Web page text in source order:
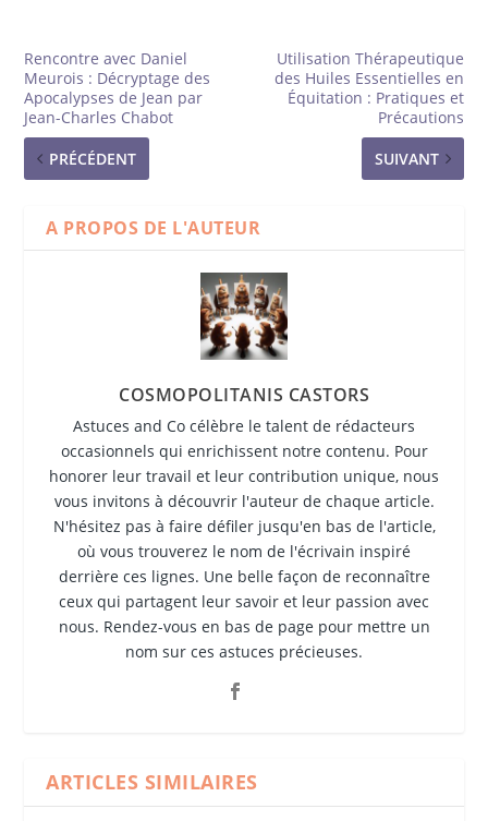
Rencontre avec Daniel
Meurois : Décryptage des
Apocalypses de Jean par
Jean-Charles Chabot
PRÉCÉDENT
Utilisation Thérapeutique
des Huiles Essentielles en
Équitation : Pratiques et
Précautions
SUIVANT
A PROPOS DE L'AUTEUR
COSMOPOLITANIS CASTORS
Astuces and Co célèbre le talent de rédacteurs
occasionnels qui enrichissent notre contenu. Pour
honorer leur travail et leur contribution unique, nous
vous invitons à découvrir l'auteur de chaque article.
N'hésitez pas à faire défiler jusqu'en bas de l'article,
où vous trouverez le nom de l'écrivain inspiré
derrière ces lignes. Une belle façon de reconnaître
ceux qui partagent leur savoir et leur passion avec
nous. Rendez-vous en bas de page pour mettre un
nom sur ces astuces précieuses.
ARTICLES SIMILAIRES